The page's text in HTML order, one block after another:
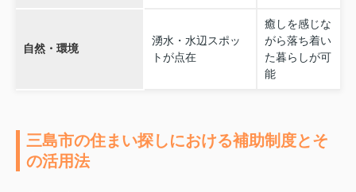
自然・環境
湧水・水辺スポッ
トが点在
癒しを感じな
がら落ち着い
た暮らしが可
能
三島市の住まい探しにおける補助制度とそ
の活用法